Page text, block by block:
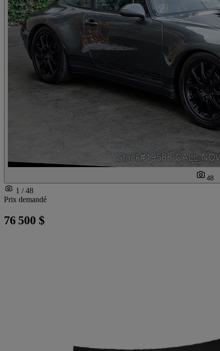
48
1 / 48
Prix demandé
76 500 $